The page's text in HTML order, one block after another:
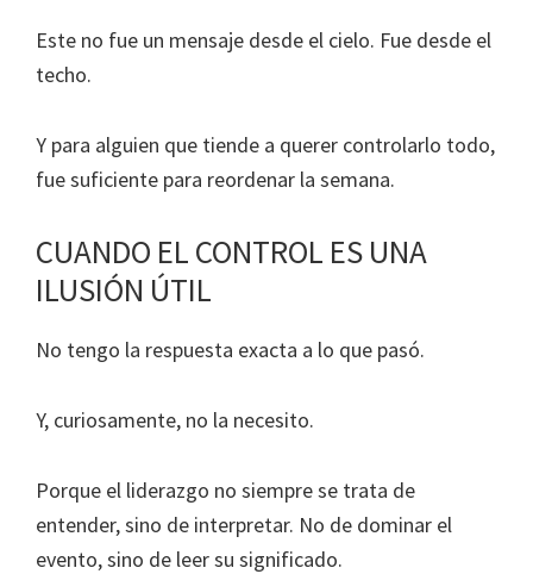
Este no fue un mensaje desde el cielo. Fue desde el
techo.
Y para alguien que tiende a querer controlarlo todo,
fue suficiente para reordenar la semana.
CUANDO EL CONTROL ES UNA
ILUSIÓN ÚTIL
No tengo la respuesta exacta a lo que pasó.
Y, curiosamente, no la necesito.
Porque el liderazgo no siempre se trata de
entender, sino de interpretar. No de dominar el
evento, sino de leer su significado.